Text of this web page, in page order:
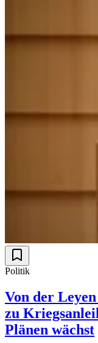
Politik
Von der
zu
Plänen wächst